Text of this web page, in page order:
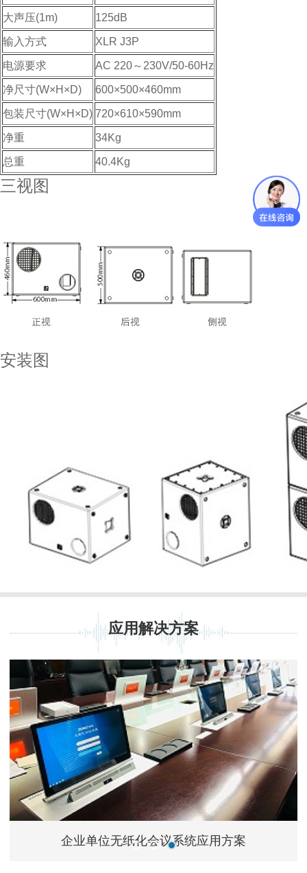
大声压(1m) 125dB
输入方式 XLR J3P
电源要求 AC 220～230V/50-60Hz
净尺寸(W×H×D) 600×500×460mm
包装尺寸(W×H×D) 720×610×590mm
净重 34Kg
总重 40.4Kg
三视图
安装图
应用解决方案
企业单位无纸化会议系统应用方案